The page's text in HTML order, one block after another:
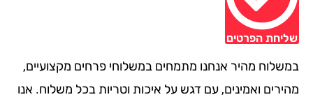
הפרטים
מהיר אנחנו מתמחים במשלוחי פרחים מקצועיים,
ואמינים, עם דגש על איכות וטריות בכל משלוח. אנו